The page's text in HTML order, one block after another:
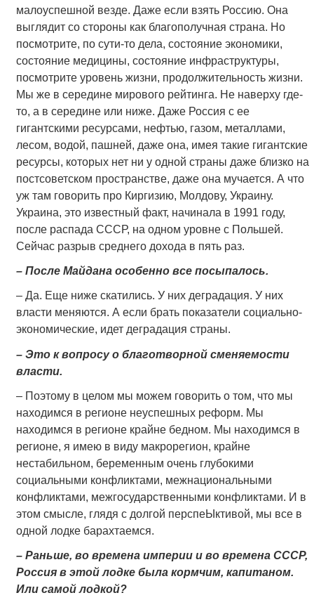
малоуспешной везде. Даже если взять Россию. Она
выглядит со стороны как благополучная страна. Но
посмотрите, по сути-то дела, состояние экономики,
состояние медицины, состояние инфраструктуры,
посмотрите уровень жизни, продолжительность жизни.
Мы же в середине мирового рейтинга. Не наверху где-
то, а в середине или ниже. Даже Россия с ее
гигантскими ресурсами, нефтью, газом, металлами,
лесом, водой, пашней, даже она, имея такие гигантские
ресурсы, которых нет ни у одной страны даже близко на
постсоветском пространстве, даже она мучается. А что
уж там говорить про Киргизию, Молдову, Украину.
Украина, это известный факт, начинала в 1991 году,
после распада СССР, на одном уровне с Польшей.
Сейчас разрыв среднего дохода в пять раз.
– После Майдана особенно все посыпалось.
– Да. Еще ниже скатились. У них деградация. У них
власти меняются. А если брать показатели социально-
экономические, идет деградация страны.
– Это к вопросу о благотворной сменяемости
власти.
– Поэтому в целом мы можем говорить о том, что мы
находимся в регионе неуспешных реформ. Мы
находимся в регионе крайне бедном. Мы находимся в
регионе, я имею в виду макрорегион, крайне
нестабильном, беременным очень глубокими
социальными конфликтами, межнациональными
конфликтами, межгосударственными конфликтами. И в
этом смысле, глядя с долгой перспеЫктивой, мы все в
одной лодке барахтаемся.
– Раньше, во времена империи и во времена СССР,
Россия в этой лодке была кормчим, капитаном.
Или самой лодкой?